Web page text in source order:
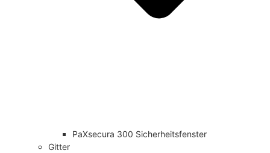
PaXsecura 300 Sicherheitsfenster
Gitter